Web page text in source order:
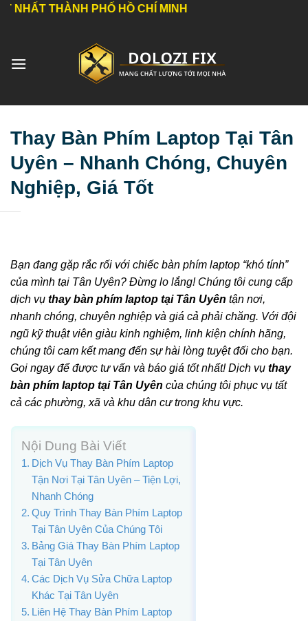
Bỏ
dung
PHỐ HỒ CHÍ MINH
Thay Bàn Phím Laptop Tại Tân
Uyên – Nhanh Chóng, Chuyên
Nghiệp, Giá Tốt
Bạn đang gặp rắc rối với chiếc bàn phím laptop “khó tính”
của mình tại Tân Uyên? Đừng lo lắng! Chúng tôi cung cấp
dịch vụ thay bàn phím laptop tại Tân Uyên tận nơi,
nhanh chóng, chuyên nghiệp và giá cả phải chăng. Với đội
ngũ kỹ thuật viên giàu kinh nghiệm, linh kiện chính hãng,
chúng tôi cam kết mang đến sự hài lòng tuyệt đối cho bạn.
Gọi ngay để được tư vấn và báo giá tốt nhất! Dịch vụ thay
bàn phím laptop tại Tân Uyên của chúng tôi phục vụ tất
cả các phường, xã và khu dân cư trong khu vực.
Nội Dung Bài Viết
Dịch Vụ Thay Bàn Phím Laptop
Tận Nơi Tại Tân Uyên – Tiện Lợi,
Nhanh Chóng
Quy Trình Thay Bàn Phím Laptop
Tại Tân Uyên Của Chúng Tôi
Bảng Giá Thay Bàn Phím Laptop
Tại Tân Uyên
Các Dịch Vụ Sửa Chữa Laptop
Khác Tại Tân Uyên
Liên Hệ Thay Bàn Phím Laptop